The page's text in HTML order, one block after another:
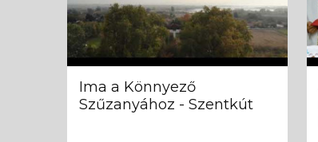
Ima a Könnyező
Szűzanyához - Szentkút